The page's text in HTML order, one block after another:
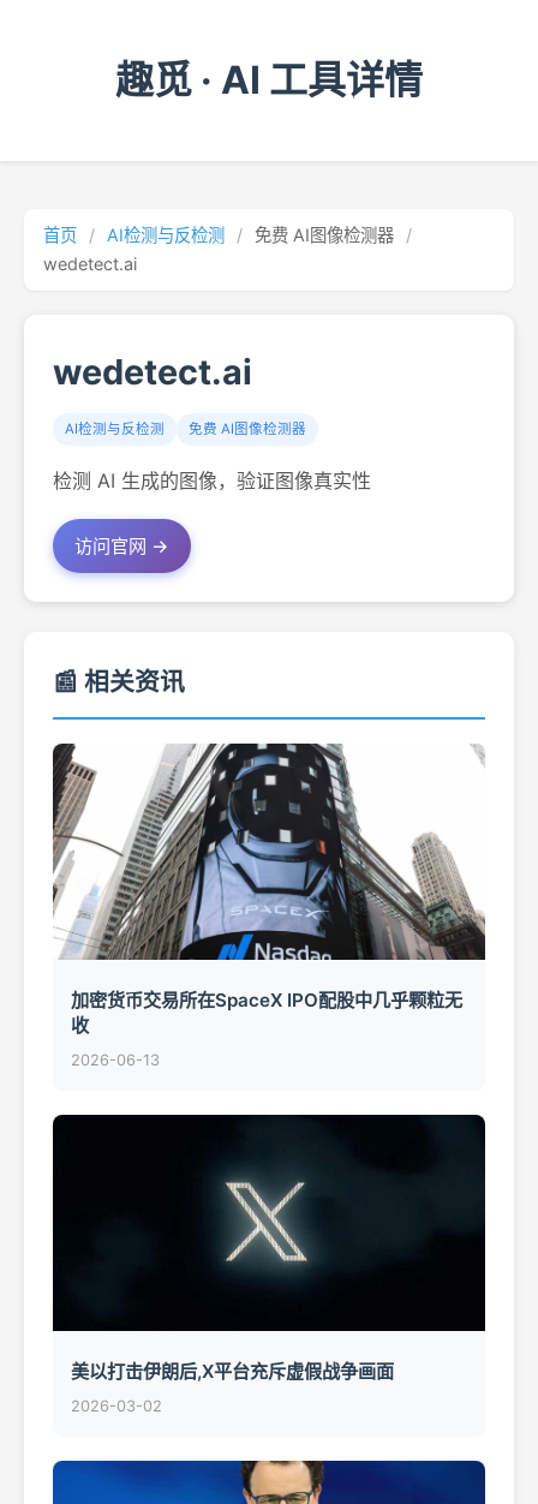
趣觅 · AI 工具详情
首页 / AI检测与反检测 / 免费 AI图像检测器
/
wedetect.ai
wedetect.ai
AI检测与反检测 免费 AI图像检测器
检测 AI 生成的图像，验证图像真实性
访问官网 →
📰 相关资讯
加密货币交易所在SpaceX IPO配股中几乎颗粒无
收
2026-06-13
美以打击伊朗后,X平台充斥虚假战争画面
2026-03-02